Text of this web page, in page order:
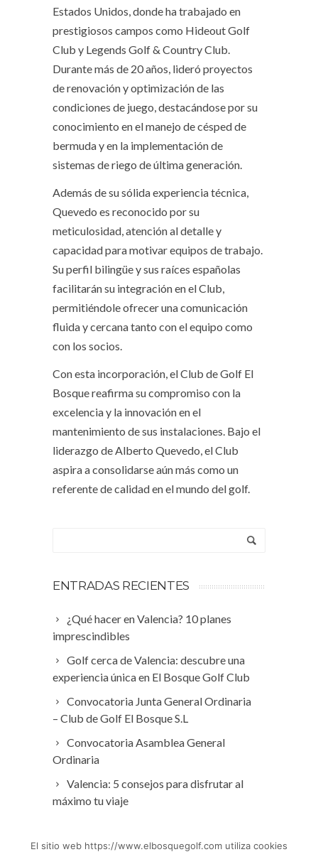
Estados Unidos, donde ha trabajado en
prestigiosos campos como Hideout Golf
Club y Legends Golf & Country Club.
Durante más de 20 años, lideró proyectos
de renovación y optimización de las
condiciones de juego, destacándose por su
conocimiento en el manejo de césped de
bermuda y en la implementación de
sistemas de riego de última generación.
Además de su sólida experiencia técnica,
Quevedo es reconocido por su
meticulosidad, atención al detalle y
capacidad para motivar equipos de trabajo.
Su perfil bilingüe y sus raíces españolas
facilitarán su integración en el Club,
permitiéndole ofrecer una comunicación
fluida y cercana tanto con el equipo como
con los socios.
Con esta incorporación, el Club de Golf El
Bosque reafirma su compromiso con la
excelencia y la innovación en el
mantenimiento de sus instalaciones. Bajo el
liderazgo de Alberto Quevedo, el Club
aspira a consolidarse aún más como un
referente de calidad en el mundo del golf.
ENTRADAS RECIENTES
¿Qué hacer en Valencia? 10 planes
imprescindibles
Golf cerca de Valencia: descubre una
experiencia única en El Bosque Golf Club
Convocatoria Junta General Ordinaria
– Club de Golf El Bosque S.L
Convocatoria Asamblea General
Ordinaria
Valencia: 5 consejos para disfrutar al
máximo tu viaje
El sitio web https://www.elbosquegolf.com utiliza cookies